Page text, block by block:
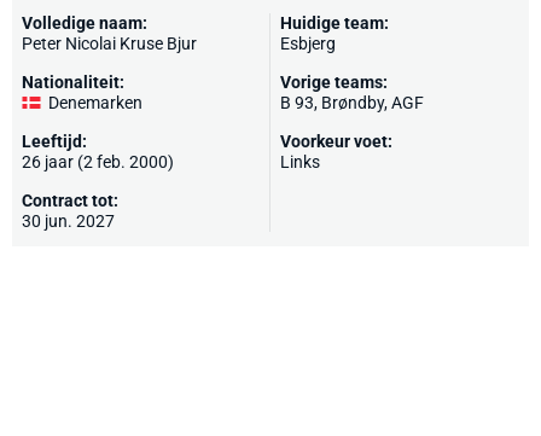
Volledige naam:
Peter Nicolai Kruse Bjur
Nationaliteit:
Denemarken
Leeftijd:
26 jaar (2 feb. 2000)
Contract tot:
30 jun. 2027
Huidige team:
Esbjerg
Vorige teams:
B 93, Brøndby,AGF
Voorkeur voet:
Links